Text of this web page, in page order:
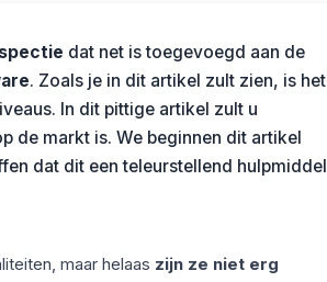
dat net is toegevoegd aan de
. Zoals je in dit artikel zult zien, is het
In dit pittige artikel zult u
de markt is. We beginnen dit artikel
dat dit een teleurstellend hulpmiddel
maar helaas zijn ze niet erg